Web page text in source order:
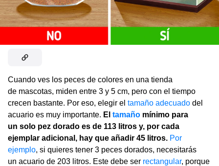
Cuando ves los peces de colores en una tienda
de mascotas, miden entre 3 y 5 cm, pero con el tiempo
crecen bastante. Por eso, elegir el tamaño adecuado del
acuario es muy importante. El tamaño mínimo para
un solo pez dorado es de 113 litros y, por cada
ejemplar adicional, hay que añadir 45 litros. Por
ejemplo, si quieres tener 3 peces dorados, necesitarás
un acuario de 203 litros. Este debe ser rectangular, porque